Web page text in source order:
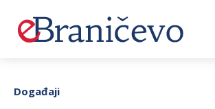
Događaji